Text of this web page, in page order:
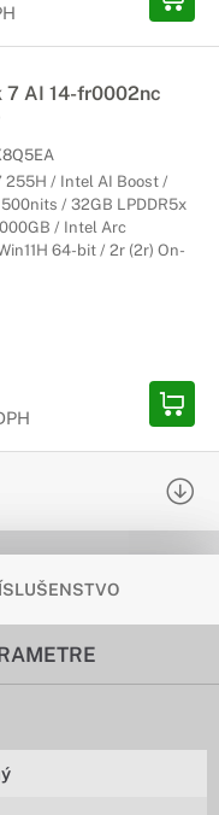
7 AI 14-fr0002nc
255H / Intel AI Boost /
/ 32GB LPDDR5x
/ Intel Arc
64-bit / 2r (2r) On-